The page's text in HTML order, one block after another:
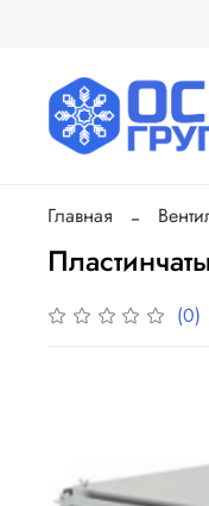
Главная
(0)